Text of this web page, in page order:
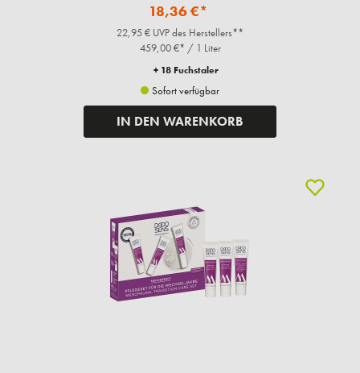
18,36 €*
22,95 € UVP des Herstellers**
459,00 €* / 1 Liter
+ 18 Fuchstaler
Sofort verfügbar
IN DEN WARENKORB